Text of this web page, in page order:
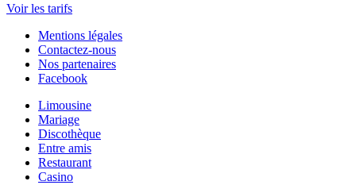
Voir les tarifs
Mentions légales
Contactez-nous
Nos partenaires
Facebook
Limousine
Mariage
Discothèque
Entre amis
Restaurant
Casino